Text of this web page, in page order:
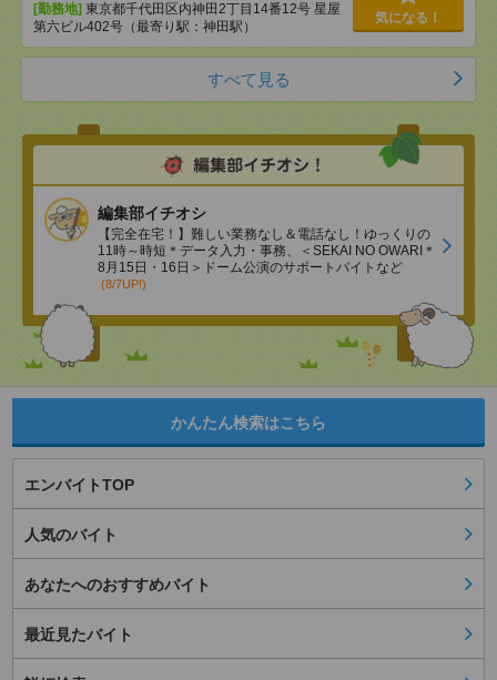
[勤務地] 東京都千代田区内神田2丁目14番12号 星屋
第六ビル402号（最寄り駅：神田駅）
気になる！
すべて見る
編集部イチオシ
【完全在宅！】難しい業務なし＆電話なし！ゆっくりの
11時～時短＊データ入力・事務、＜SEKAI NO OWARI＊
8月15日・16日＞ドーム公演のサポートバイトなど
(8/7UP!)
かんたん検索はこちら
エンバイトTOP
人気のバイト
あなたへのおすすめバイト
最近見たバイト